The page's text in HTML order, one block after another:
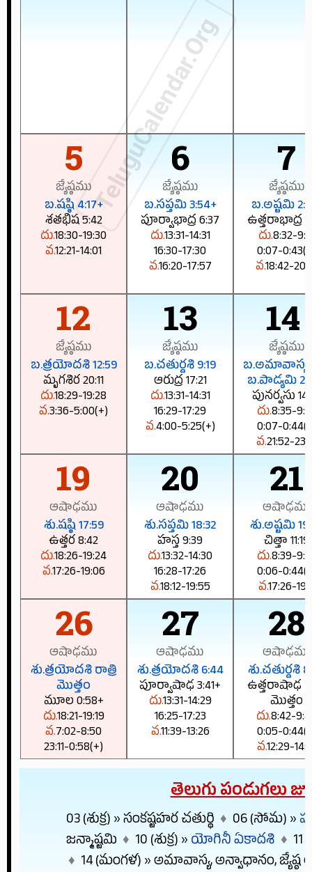
TeluguCalendar.Org
5
జ్యేష్ఠము
బ.షష్ఠి 4:17+
శతభిష 5:42
దు.18:30-19:30
వ.12:21-14:01
6
జ్యేష్ఠము
బ.సప్తమి 3:54+
పూర్వాభాద్ర 6:37
దు.13:31-14:31
16:30-17:30
వ.16:20-17:57
7
జ్యేష్ఠము
బ.అష్టమి
ఉత్తరాభాద్ర
దు.8:32-
0:07-
వ.18:42-
12
జ్యేష్ఠము
బ.త్రయోదశి 12:59
మృగశిర 20:11
దు.18:29-19:28
వ.3:36-5:00(+)
13
జ్యేష్ఠము
బ.చతుర్దశి 9:19
ఆరుద్ర 17:21
దు.13:31-14:31
16:29-17:29
వ.4:00-5:25(+)
14
జ్యేష్ఠము
బ.అమావాస్య
బ.పాడ్యమి
పునర్వసు
దు.8:35-
0:07-
వ.21:52-
19
ఆషాఢము
శు.షష్ఠి 17:59
ఉత్తర 8:42
దు.18:26-19:24
వ.17:26-19:06
20
ఆషాఢము
శు.సప్తమి 18:32
హస్త 9:39
దు.13:32-14:30
16:28-17:26
వ.18:12-19:55
21
ఆషాఢము
శు.అష్టమి
చిత్తా 11:19
దు.8:39-
0:06-
వ.17:26-
26
ఆషాఢము
శు.త్రయోదశి రాత్రి
మొత్తం
మూల 0:58+
దు.18:21-19:19
వ.7:02-8:50
23:11-0:58(+)
27
ఆషాఢము
శు.త్రయోదశి 6:44
పూర్వాషాఢ 3:41+
దు.13:31-14:29
16:25-17:23
వ.11:39-13:26
28
ఆషాఢము
శు.చతుర్దశి
ఉత్తరాషాఢ
మొత్తం
దు.8:42-
0:05-
వ.12:29-
తెలుగు పండుగలు
03 (శుక్ర) »సంకష్టహర చతుర్థి ♦ 06 (సోమ) »
జన్మాష్టమి ♦ 10 (శుక్ర) » యోగినీ ఏకాదశి ♦ 11
♦ 14 (మంగళ) »అమావాస్య,అన్వాధానం,